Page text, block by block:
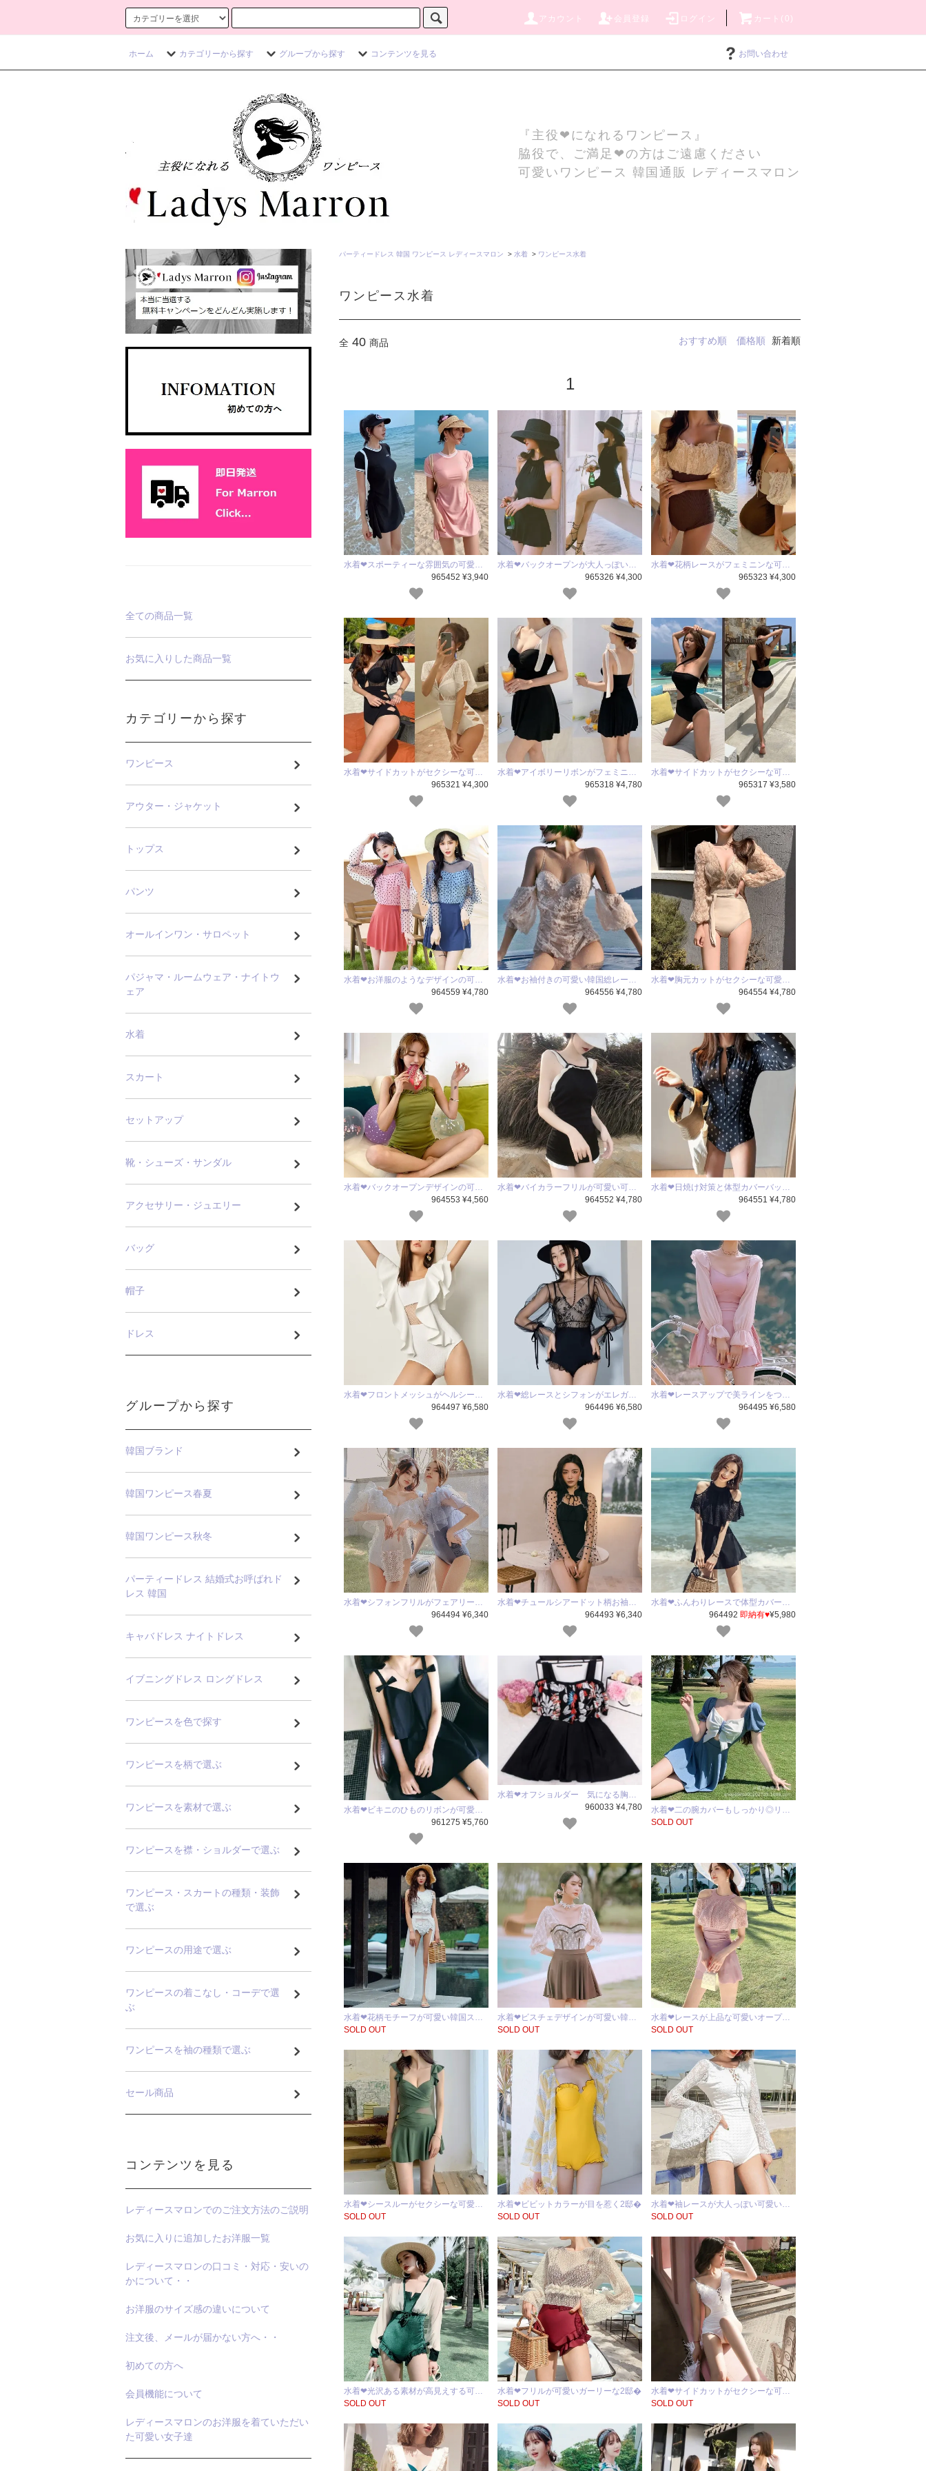
アカウント 会員登録 ログイン カート(0)
ホーム カテゴリーから探す グループから探す コンテンツを見る お問い合わせ
『主役❤になれるワンピース』
脇役で、ご満足❤の方はご遠慮ください
可愛いワンピース 韓国通販 レディースマロン
パーティードレス 韓国 ワンピース レディースマロン > 水着 > ワンピース水着
ワンピース水着
全 40 商品 おすすめ順 価格順 新着順
1
水着❤スポーティーな雰囲気の可愛…
965452 ¥3,940
水着❤バックオープンが大人っぽい…
965326 ¥4,300
水着❤花柄レースがフェミニンな可…
965323 ¥4,300
水着❤サイドカットがセクシーな可…
965321 ¥4,300
水着❤アイボリーリボンがフェミニ…
965318 ¥4,780
水着❤サイドカットがセクシーな可…
965317 ¥3,580
水着❤お洋服のようなデザインの可…
964559 ¥4,780
水着❤お袖付きの可愛い韓国総レー…
964556 ¥4,780
水着❤胸元カットがセクシーな可愛…
964554 ¥4,780
水着❤バックオープンデザインの可…
964553 ¥4,560
水着❤バイカラーフリルが可愛い可…
964552 ¥4,780
水着❤日焼け対策と体型カバーバッ…
964551 ¥4,780
水着❤フロントメッシュがヘルシー…
964497 ¥6,580
水着❤総レースとシフォンがエレガ…
964496 ¥6,580
水着❤レースアップで美ラインをつ…
964495 ¥6,580
水着❤シフォンフリルがフェアリー…
964494 ¥6,340
水着❤チュールシアードット柄お袖…
964493 ¥6,340
水着❤ふんわりレースで体型カバー…
964492 即納有♥¥5,980
水着❤ビキニのひものリボンが可愛…
961275 ¥5,760
水着❤オフショルダー 気になる胸…
960033 ¥4,780
水着❤二の腕カバーもしっかり◎リ…
SOLD OUT
水着❤花柄モチーフが可愛い韓国ス…
SOLD OUT
水着❤ビスチェデザインが可愛い韓…
SOLD OUT
水着❤レースが上品な可愛いオープ…
SOLD OUT
水着❤シースルーがセクシーな可愛…
SOLD OUT
水着❤ビビットカラーが目を惹く2邸�
SOLD OUT
水着❤袖レースが大人っぽい可愛い…
SOLD OUT
水着❤光沢ある素材が高見えする可…
SOLD OUT
水着❤フリルが可愛いガーリーな2邸�
SOLD OUT
水着❤サイドカットがセクシーな可…
SOLD OUT
全ての商品一覧
お気に入りした商品一覧
カテゴリーから探す
ワンピース
アウター・ジャケット
トップス
パンツ
オールインワン・サロペット
パジャマ・ルームウェア・ナイトウ
ェア
水着
スカート
セットアップ
靴・シューズ・サンダル
アクセサリー・ジュエリー
バッグ
帽子
ドレス
グループから探す
韓国ブランド
韓国ワンピース春夏
韓国ワンピース秋冬
パーティードレス 結婚式お呼ばれド
レス 韓国
キャバドレス ナイトドレス
イブニングドレス ロングドレス
ワンピースを色で探す
ワンピースを柄で選ぶ
ワンピースを素材で選ぶ
ワンピースを襟・ショルダーで選ぶ
ワンピース・スカートの種類・装飾
で選ぶ
ワンピースの用途で選ぶ
ワンピースの着こなし・コーデで選
ぶ
ワンピースを袖の種類で選ぶ
セール商品
コンテンツを見る
レディースマロンでのご注文方法のご説明
お気に入りに追加したお洋服一覧
レディースマロンの口コミ・対応・安いの
かについて・・
お洋服のサイズ感の違いについて
注文後、メールが届かない方へ・・
初めての方へ
会員機能について
レディースマロンのお洋服を着ていただい
た可愛い女子達